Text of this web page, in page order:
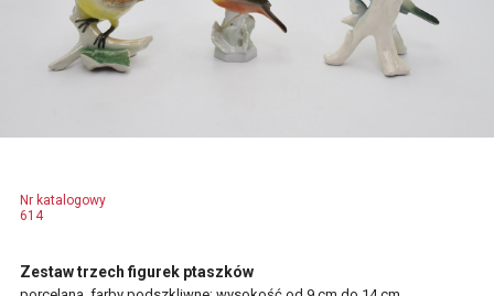
Nr katalogowy
614
Zestaw trzech figurek ptaszków